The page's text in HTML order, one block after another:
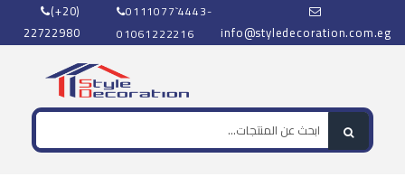
(+20)
22722980
0111077`4443-
01061222216
info@styledecoration.com.eg